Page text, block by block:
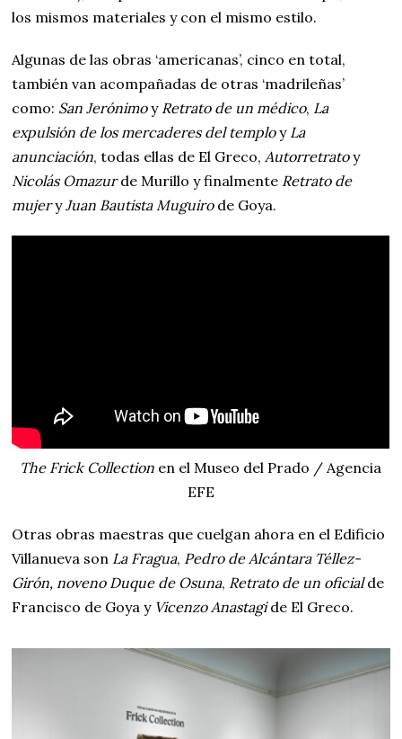
los mismos materiales y con el mismo estilo.
Algunas de las obras ‘americanas’, cinco en total,
también van acompañadas de otras ‘madrileñas’
como: San Jerónimoy Retrato de un médico, La
expulsión de los mercaderes del temploy La
anunciación, todas ellas de El Greco, Autorretratoy
Nicolás Omazurde Murillo y finalmente Retrato de
mujeryJuan Bautista Muguirode Goya.
The Frick Collection en el Museo del Prado / Agencia
EFE
Otras obras maestras que cuelgan ahora en el Edificio
Villanueva son La Fragua, Pedro de Alcántara Téllez-
Girón, noveno Duque de Osuna, Retrato de un oficialde
Francisco de Goya y Vicenzo Anastagide El Greco.